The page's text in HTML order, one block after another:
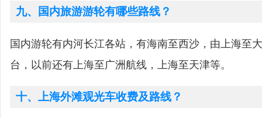
九、国内旅游游轮有哪些路线？
国内游轮有内河长江各站，有海南至西沙，由上海至
台，以前还有上海至广洲航线，上海至天津等。
十、上海外滩观光车收费及路线？